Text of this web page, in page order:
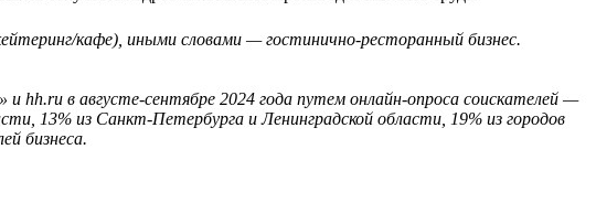
кафе), иными словами — гостинично-ресторанный бизнес.
hh.ru в августе-сентябре 2024 года путем онлайн-опроса соискателей —
13% из Санкт-Петербурга и Ленинградской области, 19% из городов
бизнеса.